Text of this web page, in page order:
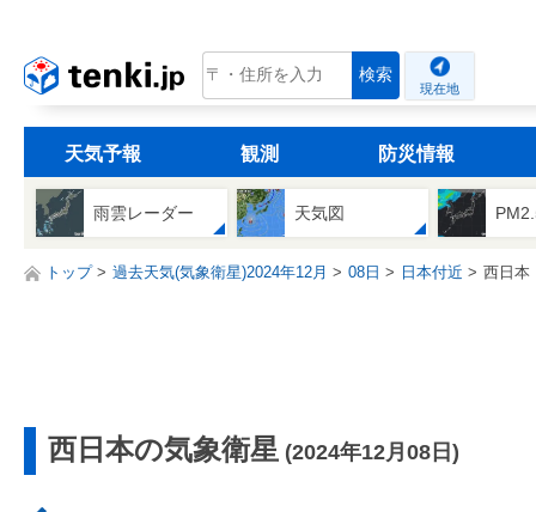
tenki.jp 検索
現在地
天気予報 観測 防災情報
雨雲レーダー 天気図
トップ 過去天気(気象衛星)2024年12月 08日 日本付近 西日本
西日本の気象衛星 (2024年12月08日)